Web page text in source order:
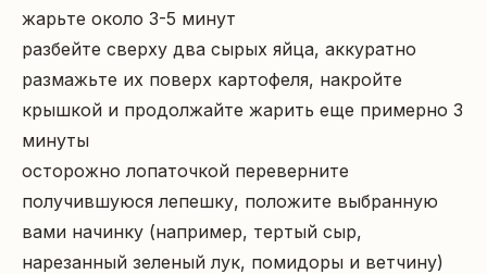
жарьте около 3-5 минут
разбейте сверху два сырых яйца, аккуратно
размажьте их поверх картофеля, накройте
крышкой и продолжайте жарить еще примерно 3
минуты
осторожно лопаточкой переверните
получившуюся лепешку, положите выбранную
вами начинку (например, тертый сыр,
нарезанный зеленый лук, помидоры и ветчину)